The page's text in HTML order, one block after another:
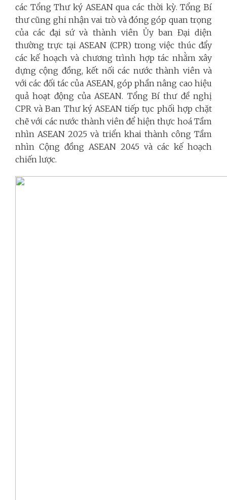
các Tổng Thư ký ASEAN qua các thời kỳ. Tổng Bí
thư cũng ghi nhận vai trò và đóng góp quan trọng
của các đại sứ và thành viên Ủy ban Đại diện
thường trực tại ASEAN (CPR) trong việc thúc đẩy
các kế hoạch và chương trình hợp tác nhằm xây
dựng cộng đồng, kết nối các nước thành viên và
với các đối tác của ASEAN, góp phần nâng cao hiệu
quả hoạt động của ASEAN. Tổng Bí thư đề nghị
CPR và Ban Thư ký ASEAN tiếp tục phối hợp chặt
chẽ với các nước thành viên để hiện thực hoá Tầm
nhìn ASEAN 2025 và triển khai thành công Tầm
nhìn Cộng đồng ASEAN 2045 và các kế hoạch
chiến lược.